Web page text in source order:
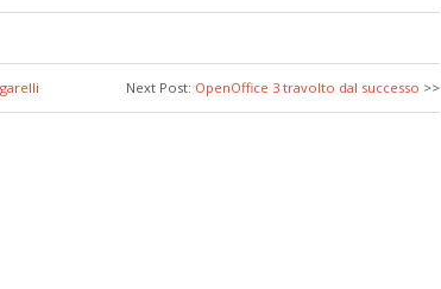
Next Post: OpenOffice 3 travolto dal successo >>